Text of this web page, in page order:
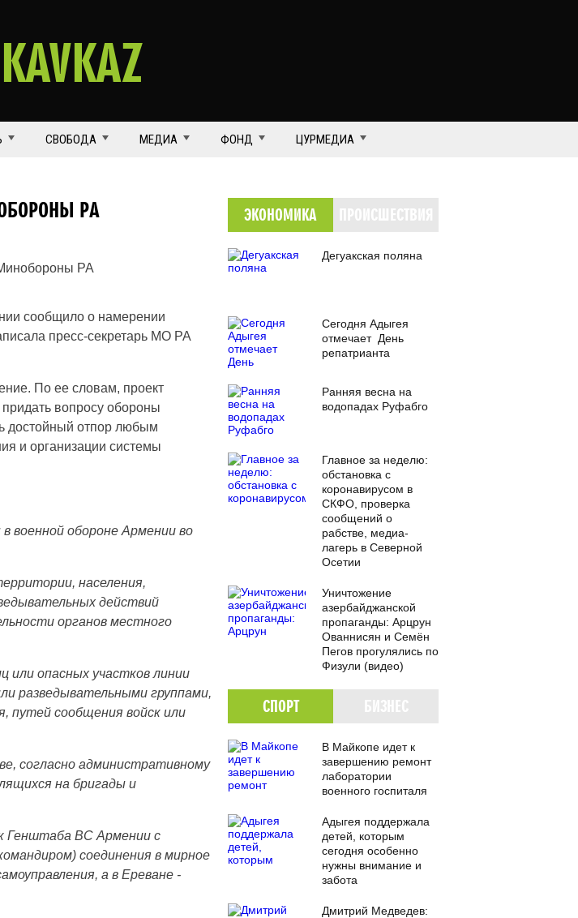
KAVKAZ
СВОБОДА МЕДИА ФОНД ЦУРМЕДИА
РА
сообщило о намерении
пресс-секретарь МО РА
По ее словам, проект
вопросу обороны
достойный отпор любым
и организации системы
военной обороне Армении во
населения,
действий
органов местного
или опасных участков линии
разведывательными группами,
путей сообщения войск или
согласно административному
на бригады и
Генштаба ВС Армении с
соединения в мирное
а в Ереване -
ЭКОНОМИКА
Дегуакская поляна
Сегодня Адыгея
отмечает День
репатрианта
Ранняя весна на
водопадах Руфабго
Главное за неделю:
обстановка с
коронавирусом в
СКФО, проверка
сообщений о
рабстве, медиа-
лагерь в Северной
Осетии
Уничтожение
азербайджанской
пропаганды: Арцрун
Ованнисян и Семён
Пегов прогулялись по
Физули (видео)
СПОРТ
В Майкопе идет к
завершению ремонт
лаборатории
военного госпиталя
Адыгея поддержала
детей, которым
сегодня особенно
нужны внимание и
забота
Дмитрий Медведев: